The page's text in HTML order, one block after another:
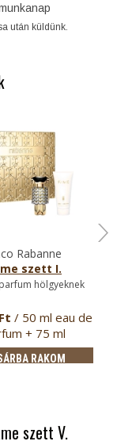
után küldünk.
Rabanne
szett I.
hölgyeknek
/ 50 ml eau de
+ 75 ml
RAKOM
szett V.